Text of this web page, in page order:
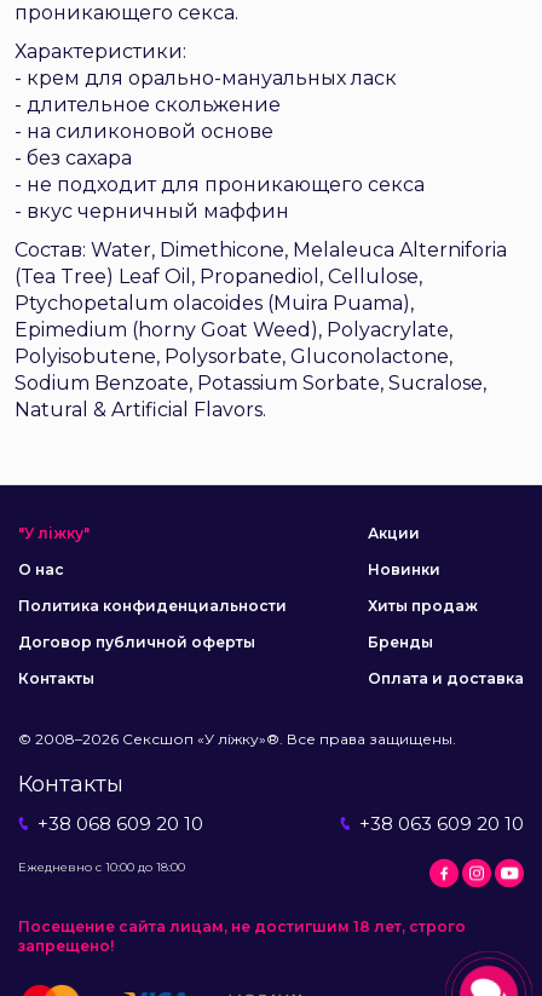
проникающего секса.
Характеристики:
- крем для орально-мануальных ласк
- длительное скольжение
- на силиконовой основе
- без сахара
- не подходит для проникающего секса
- вкус черничный маффин
Состав: Water, Dimethicone, Melaleuca Alterniforia
(Tea Tree) Leaf Oil, Propanediol, Cellulose,
Ptychopetalum olacoides (Muira Puama),
Epimedium (horny Goat Weed), Polyacrylate,
Polyisobutene, Polysorbate, Gluconolactone,
Sodium Benzoate, Potassium Sorbate, Sucralose,
Natural & Artificial Flavors.
"У ліжку"
О нас
Политика конфиденциальности
Договор публичной оферты
Контакты
Акции
Новинки
Хиты продаж
Бренды
Оплата и доставка
© 2008–2026 Сексшоп «У ліжку»®. Все права защищены.
Контакты
+38 068 609 20 10 +38 063 609 20 10
Ежедневно с 10:00 до 18:00
Посещение сайта лицам, не достигшим 18 лет, строго
запрещено!